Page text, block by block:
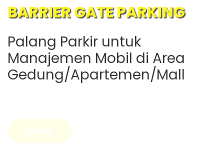
BARRIER GATE PARKING
Palang Parkir untuk
Manajemen Mobil di Area
Gedung/Apartemen/Mall